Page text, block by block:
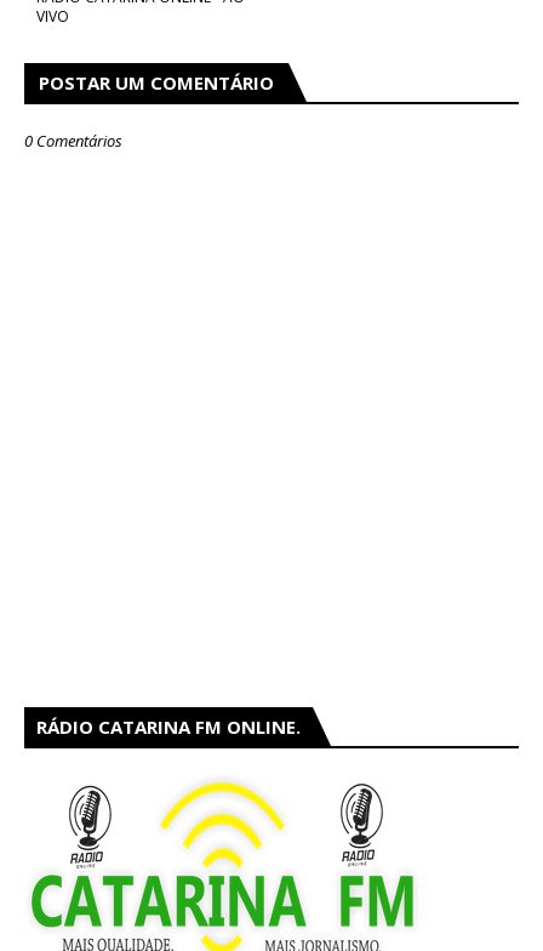
VIVO
POSTAR UM COMENTÁRIO
0 Comentários
RÁDIO CATARINA FM ONLINE.